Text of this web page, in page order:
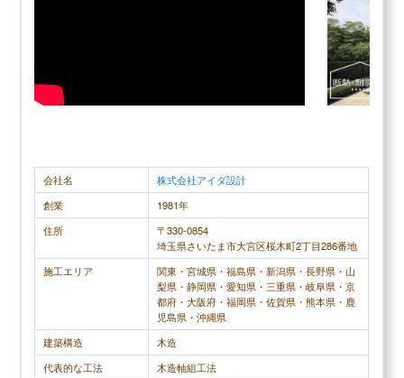
メリット
低価格で性能の良い家が建てられる
大手含めても最高クラスの断熱性を実現できる
耐震性も平均以上
デメリット
保証、アフターサービスが少し物足りない
会社名
株式会社アイダ設計
創業
1981年
住所
〒330-0854
埼玉県さいたま市大宮区桜木町2丁目286番地
施工エリア
関東・宮城県・福島県・新潟県・長野県・山
梨県・静岡県・愛知県・三重県・岐阜県・京
都府・大阪府・福岡県・佐賀県・熊本県・鹿
児島県・沖縄県
建築構造
木造
代表的な工法
木造軸組工法